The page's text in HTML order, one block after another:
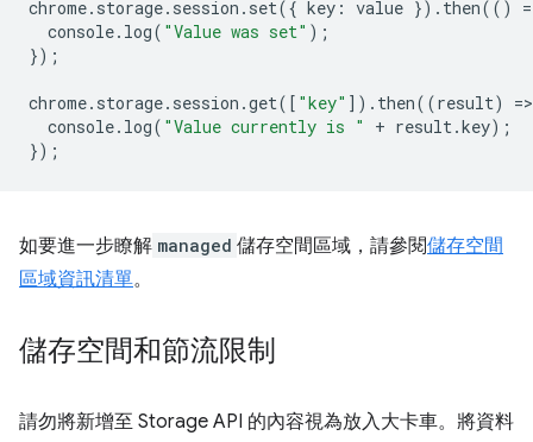
chrome. storage. session . set({ key : value }). then(() =
console. log( "Value was set" );
});
chrome. storage. session .get([ "key" ]). then((result) =>
console. log( "Value currently is " + result.key);
});
如要進一步瞭解 managed 儲存空間區域，請參閱儲存空間
區域資訊清單。
儲存空間和節流限制
請勿將新增至 Storage API 的內容視為放入大卡車。將資料